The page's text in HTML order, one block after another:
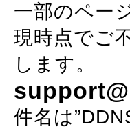
一部のペー
現時点でご
します。
件名は